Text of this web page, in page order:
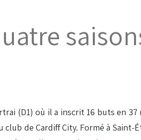
(D1) où il a inscrit 16 buts en
de Cardiff City. Formé à